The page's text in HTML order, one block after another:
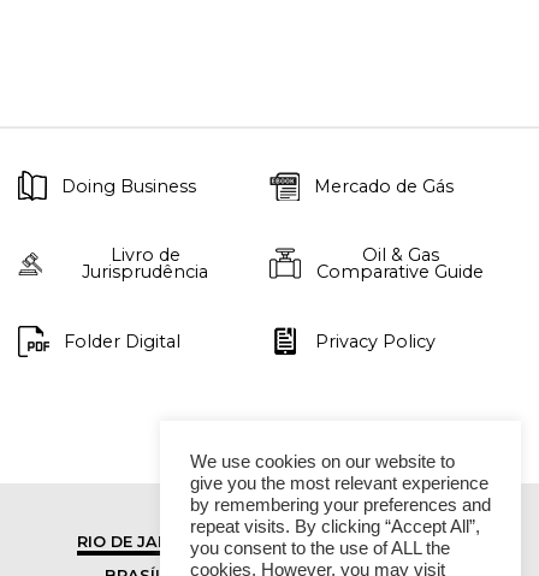
Doing Business Mercado de Gás
Livro de
Jurisprudência
Oil & Gas
Comparative Guide
Folder Digital Privacy Policy
RIO DE JANEIRO
SÃO PAULO
We use cookies on our website to
give you the most relevant experience
by remembering your preferences and
repeat visits. By clicking “Accept All”,
you consent to the use of ALL the
cookies. However, you may visit